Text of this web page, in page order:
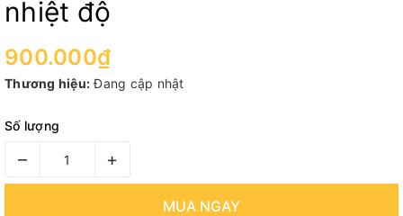
nhiệt độ
900.000₫
Thương hiệu: Đang cập nhật
Số lượng
– +
MUA NGAY